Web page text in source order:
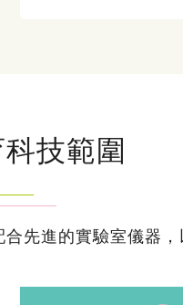
技範圍
先進的實驗室儀器，